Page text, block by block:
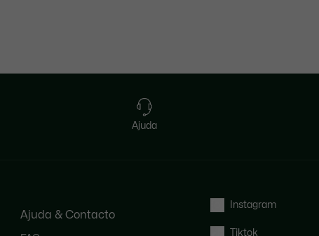
Ajuda
Ajuda & Contacto
Instagram
Tiktok